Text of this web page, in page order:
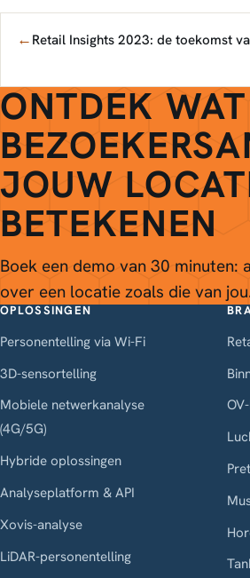
← Retail Insights 2023: de toekomst
ONTDEK WAT
JOUW
BETEKENEN
Boek een demo van 30 minuten:
over een locatie zoals die van
OPLOSSINGEN
Personentelling via Wi-Fi
3D-sensortelling
Mobiele netwerkanalyse
(4G/5G)
Hybride oplossingen
Analyseplatform & API
Xovis-analyse
LiDAR-personentelling